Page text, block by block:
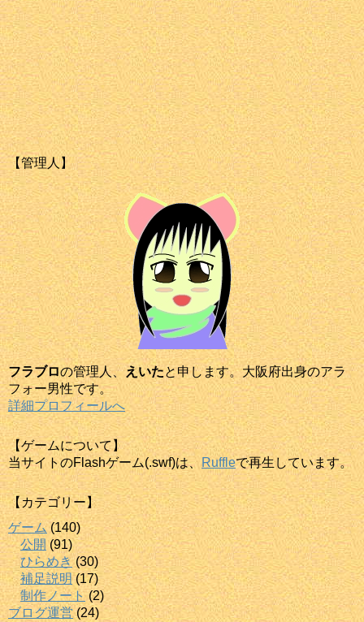
【管理人】
フラブロの管理人、えいたと申します。大阪府出身のアラ
フォー男性です。
詳細プロフィールへ
【ゲームについて】
当サイトのFlashゲーム(.swf)は、 Ruffleで再生しています。
【カテゴリー】
ゲーム(140)
公開 (91)
ひらめき(30)
補足説明(17)
制作ノート(2)
ブログ運営(24)